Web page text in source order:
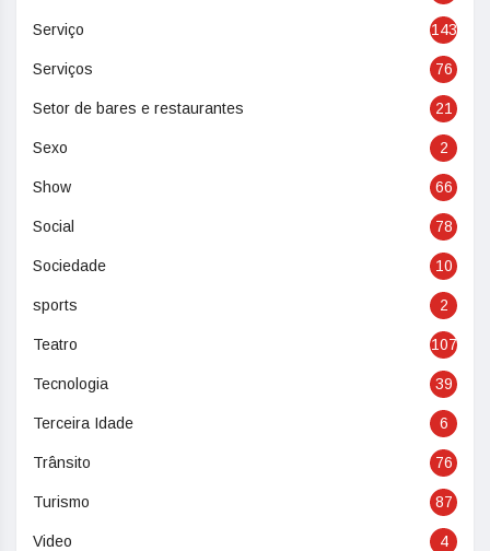
Serviço 143
Serviços 76
Setor de bares e restaurantes 21
Sexo 2
Show 66
Social 78
Sociedade 10
sports 2
Teatro 107
Tecnologia 39
Terceira Idade 6
Trânsito 76
Turismo 87
Video 4